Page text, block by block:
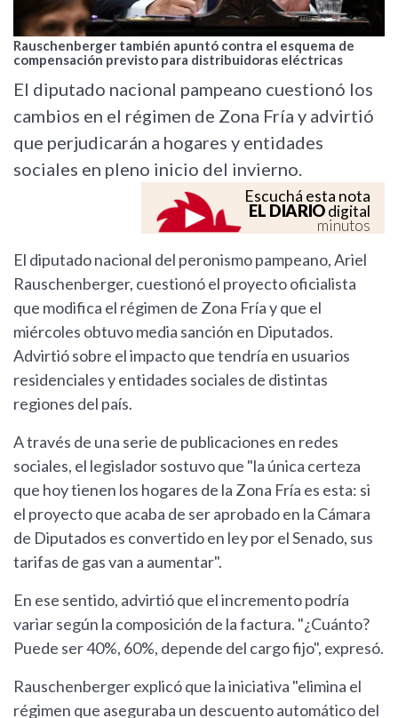
Rauschenberger también apuntó contra el esquema de
compensación previsto para distribuidoras eléctricas
El diputado nacional pampeano cuestionó los
cambios en el régimen de Zona Fría y advirtió
que perjudicarán a hogares y entidades
sociales en pleno inicio del invierno.
Escuchá esta nota
EL DIARIOdigital
minutos
El diputado nacional del peronismo pampeano, Ariel
Rauschenberger, cuestionó el proyecto oficialista
que modifica el régimen de Zona Fría y que el
miércoles obtuvo media sanción en Diputados.
Advirtió sobre el impacto que tendría en usuarios
residenciales y entidades sociales de distintas
regiones del país.
A través de una serie de publicaciones en redes
sociales, el legislador sostuvo que "la única certeza
que hoy tienen los hogares de la Zona Fría es esta: si
el proyecto que acaba de ser aprobado en la Cámara
de Diputados es convertido en ley por el Senado, sus
tarifas de gas van a aumentar".
En ese sentido, advirtió que el incremento podría
variar según la composición de la factura. "¿Cuánto?
Puede ser 40%, 60%, depende del cargo fijo", expresó.
Rauschenberger explicó que la iniciativa "elimina el
régimen que aseguraba un descuento automático del